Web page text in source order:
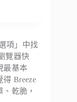
項」中找
覽器快
最基本
得 Breeze
乾脆，